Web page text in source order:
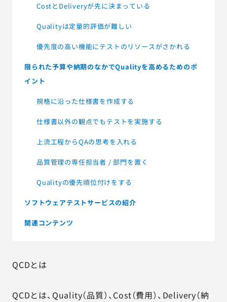
CostとDeliveryが先に決まっている
Qualityは定量的評価が難しい
優先度の高い機能にテストのリソースがさかれる
限られた予算や納期のなかでQualityを高めるためのポ
イント
規格に沿った仕様書を作成する
仕様書以外の観点でもテストを実施する
上流工程からQAの思考を入れる
品質管理の専任担当者 / 部門を置く
Qualityの優先順位付けをする
ソフトウェアテストサービスの紹介
関連コンテンツ
QCDとは
QCDとは、Quality（品質）、Cost（費用）、Delivery（納